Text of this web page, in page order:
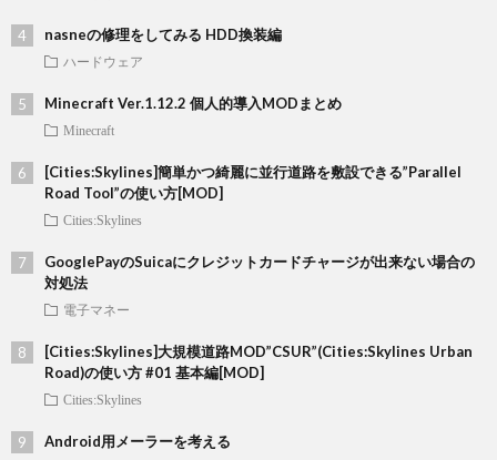
nasneの修理をしてみる HDD換装編
ハードウェア
Minecraft Ver.1.12.2 個人的導入MODまとめ
Minecraft
[Cities:Skylines]簡単かつ綺麗に並行道路を敷設できる”Parallel
Road Tool”の使い方[MOD]
Cities:Skylines
GooglePayのSuicaにクレジットカードチャージが出来ない場合の
対処法
電子マネー
[Cities:Skylines]大規模道路MOD”CSUR”(Cities:Skylines Urban
Road)の使い方 #01 基本編[MOD]
Cities:Skylines
Android用メーラーを考える